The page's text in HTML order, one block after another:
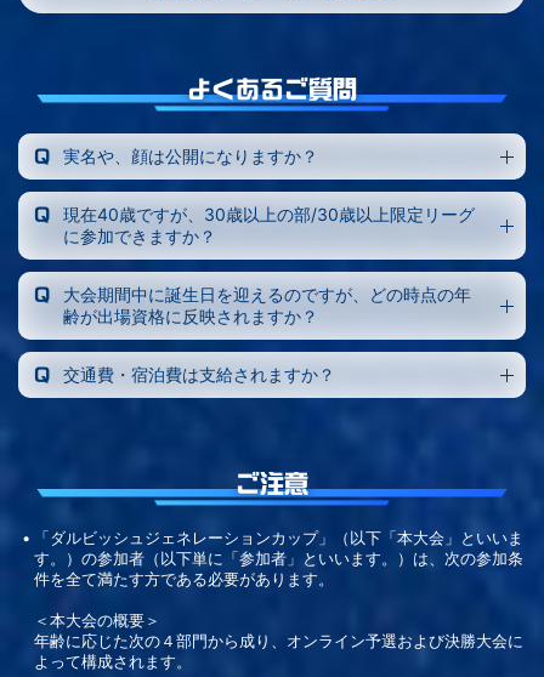
よくあるご質問
実名や、顔は公開になりますか？
現在40歳ですが、30歳以上の部/30歳以上限定リーグ
に参加できますか？
大会期間中に誕生日を迎えるのですが、どの時点の年
齢が出場資格に反映されますか？
交通費・宿泊費は支給されますか？
ご注意
「ダルビッシュジェネレーションカップ」（以下「本大会」といいま
す。）の参加者（以下単に「参加者」といいます。）は、次の参加条
件を全て満たす方である必要があります。
＜本大会の概要＞
年齢に応じた次の４部門から成り、オンライン予選および決勝大会に
よって構成されます。